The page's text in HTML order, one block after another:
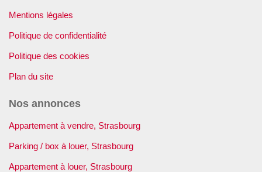
Mentions légales
Politique de confidentialité
Politique des cookies
Plan du site
Nos annonces
Appartement à vendre, Strasbourg
Parking / box à louer, Strasbourg
Appartement à louer, Strasbourg